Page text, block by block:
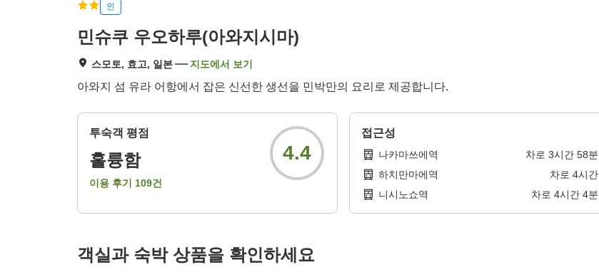
인
민슈쿠 우오하루(아와지시마)
스모토, 효고, 일본 지도에서 보기
아와지 섬 유라 어항에서 잡은 신선한 생선을 민박만의 요리로 제공합니다.
투숙객 평점
훌륭함
이용 후기 109건
4.4
접근성
나카마쓰에역 차로 3시간 58분
하치만마에역
차로 4시간
니시노쇼역
차로 4시간 4분
객실과 숙박 상품을 확인하세요